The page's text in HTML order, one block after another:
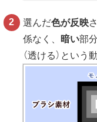
選んだ色が反映
係なく、
暗い部
（透ける）という